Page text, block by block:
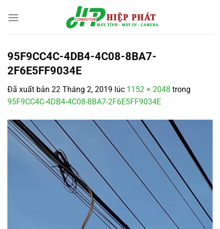
đến
95F9CC4C-4DB4-4C08-8BA7-
2F6E5FF9034E
Đã xuất bản 22 Tháng 2, 2019 lúc 1152 × 2048 trong
95F9CC4C-4DB4-4C08-8BA7-2F6E5FF9034E